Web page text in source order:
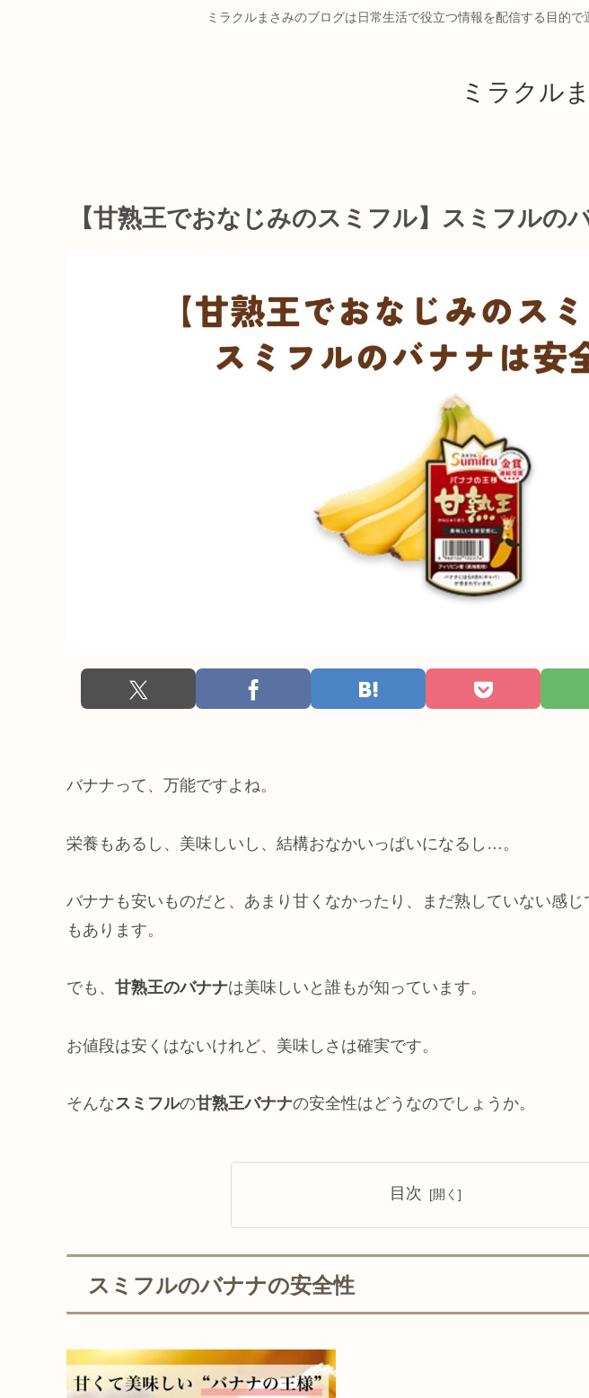
ミラクルまさみのブログは日常生活で役立つ情報を配信する目的
ミラクル
【甘熟王でおなじみのスミフル】スミフルの
バナナって、万能ですよね。
栄養もあるし、美味しいし、結構おなかいっぱいになるし…。
バナナも安いものだと、あまり甘くなかったり、まだ熟していない感
もあります。
でも、 甘熟王のバナナは美味しいと誰もが知っています。
お値段は安くはないけれど、美味しさは確実です。
そんなスミフルの甘熟王バナナの安全性はどうなのでしょうか。
目次
スミフルのバナナの安全性